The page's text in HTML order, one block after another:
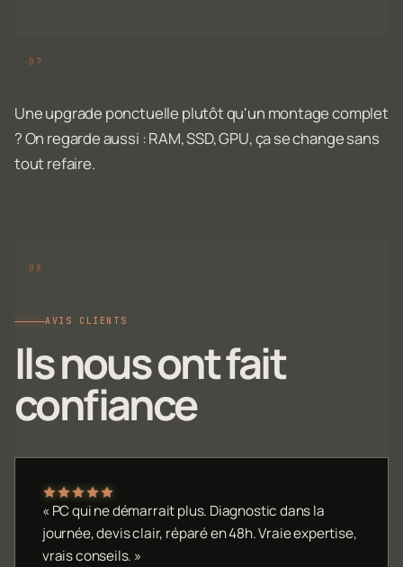
Une upgrade ponctuelle plutôt qu'un montage complet
? On regarde aussi : RAM, SSD, GPU, ça se change sans
tout refaire.
AVIS CLIENTS
Ils nous ont fait
confiance
« PC qui ne démarrait plus. Diagnostic dans la
journée, devis clair, réparé en 48h. Vraie expertise,
vrais conseils. »